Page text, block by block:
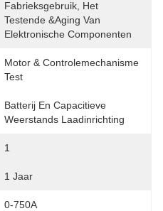
Fabrieksgebruik, Het
Testende &Aging Van
Elektronische Componenten
Motor & Controlemechanisme
Test
Batterij En Capacitieve
Weerstands Laadinrichting
1
1 Jaar
0-750A